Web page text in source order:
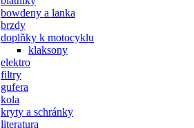
bowdeny a lanka
brzdy
doplňky k motocyklu
klaksony
elektro
filtry
gufera
kola
kryty a schránky
literatura